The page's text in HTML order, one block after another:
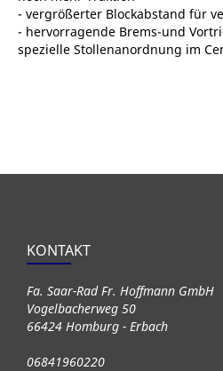
- vergrößerter Blockabstand für
- hervorragende Brems-und
spezielle Stollenanordnung im
KONTAKT
Fa. Saar-Rad Fr. Hoffmann GmbH
Vogelbacherweg 50
66424 Homburg - Erbach
06841960220